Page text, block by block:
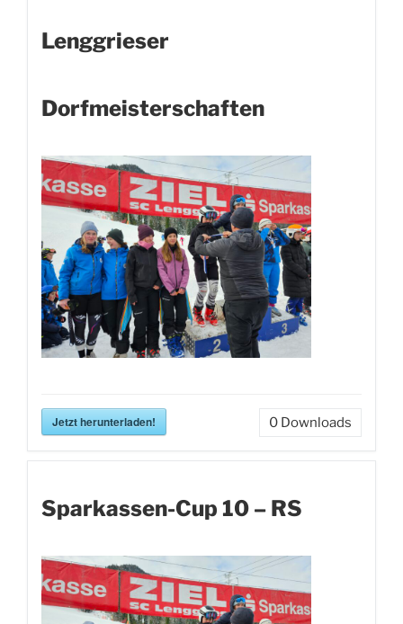
Lenggrieser
Dorfmeisterschaften
Jetzt herunterladen! 0 Downloads
Sparkassen-Cup 10 – RS